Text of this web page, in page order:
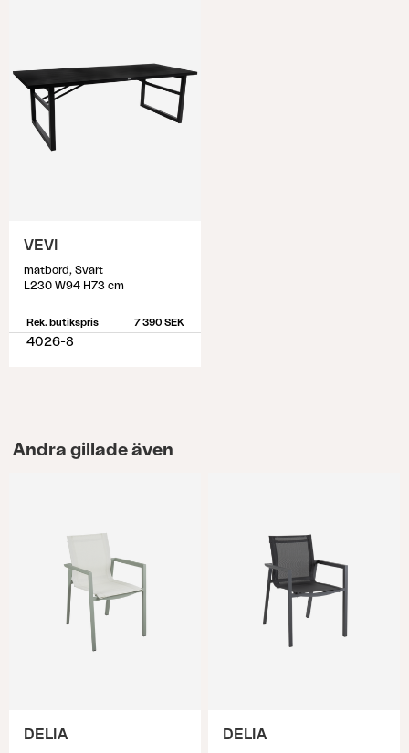
VEVI
matbord, Svart
L230 W94 H73 cm
Rek. butikspris 7 390 SEK
4026-8
Andra gillade även
DELIA DELIA